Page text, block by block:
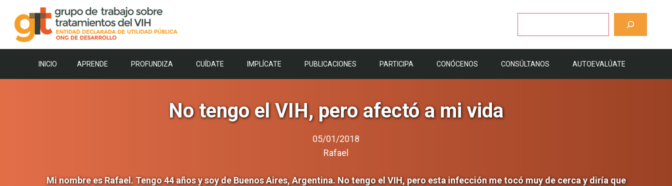
contenido
INICIO APRENDE PROFUNDIZA CUÍDATE IMPLÍCATE PUBLICACIONES PARTICIPA CONÓCENOS CONSÚLTANOS AUTOEVALÚATE
No tengo el VIH, pero afectó a mi vida
05/01/2018
Rafael
Mi nombre es Rafael. Tengo 44 años y soy de Buenos Aires, Argentina. No tengo el VIH, pero esta infección me tocó muy de cerca y diría que